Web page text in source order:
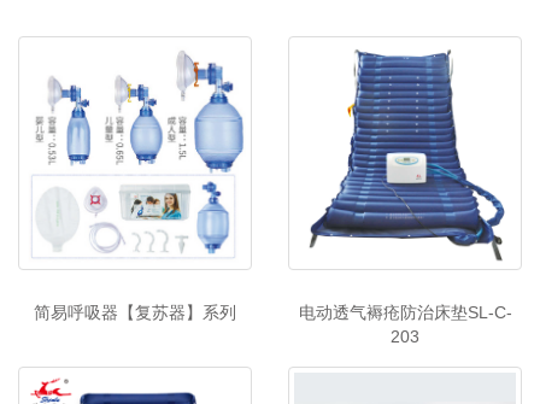
简易呼吸器【复苏器】系列
电动透气褥疮防治床垫SL-C-
203